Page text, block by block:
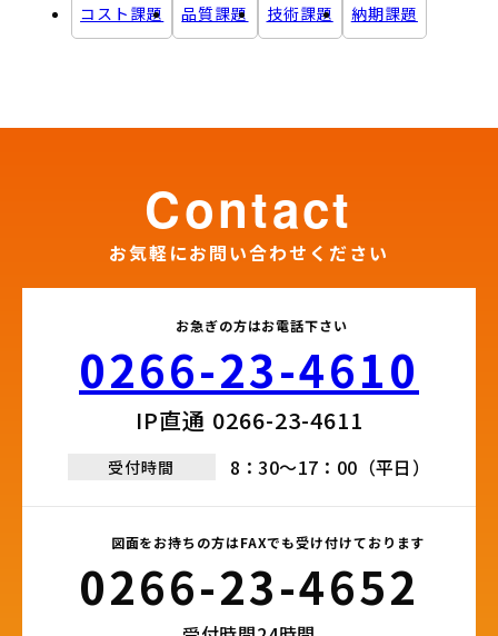
コスト課題 品質課題 技術課題 納期課題
お気軽にお問い合わせください
contact
お急ぎの方はお電話下さい
0266-23-4610​
IP直通 0266-23-4611​
受付時間 8：30～17：00（平日）
図面をお持ちの方はFAXでも受け付けております
0266-23-4652​